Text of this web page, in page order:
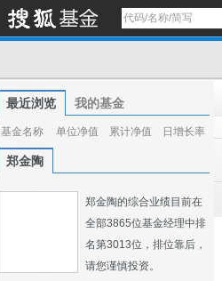
最近浏览 我的基金
基金名称 单位净值 累计净值 日增长率
郑金陶
郑金陶的综合业绩目前在
全部3865位基金经理中排
名第3013位，排位靠后，
请您谨慎投资。